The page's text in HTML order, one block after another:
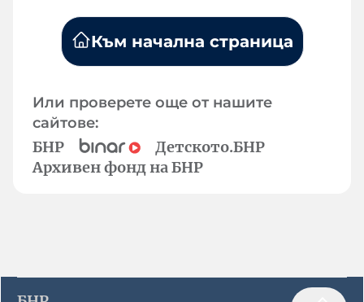
Към начална страница
Или проверете още от нашите
сайтове:
БНР
Детското.БНР
Архивен фонд на БНР